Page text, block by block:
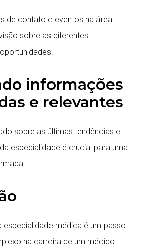
de contato e eventos na área
sobre as diferentes
informações
e relevantes
sobre as últimas tendências e
especialidade é crucial para uma
especialidade médica é um passo
na carreira de um médico.